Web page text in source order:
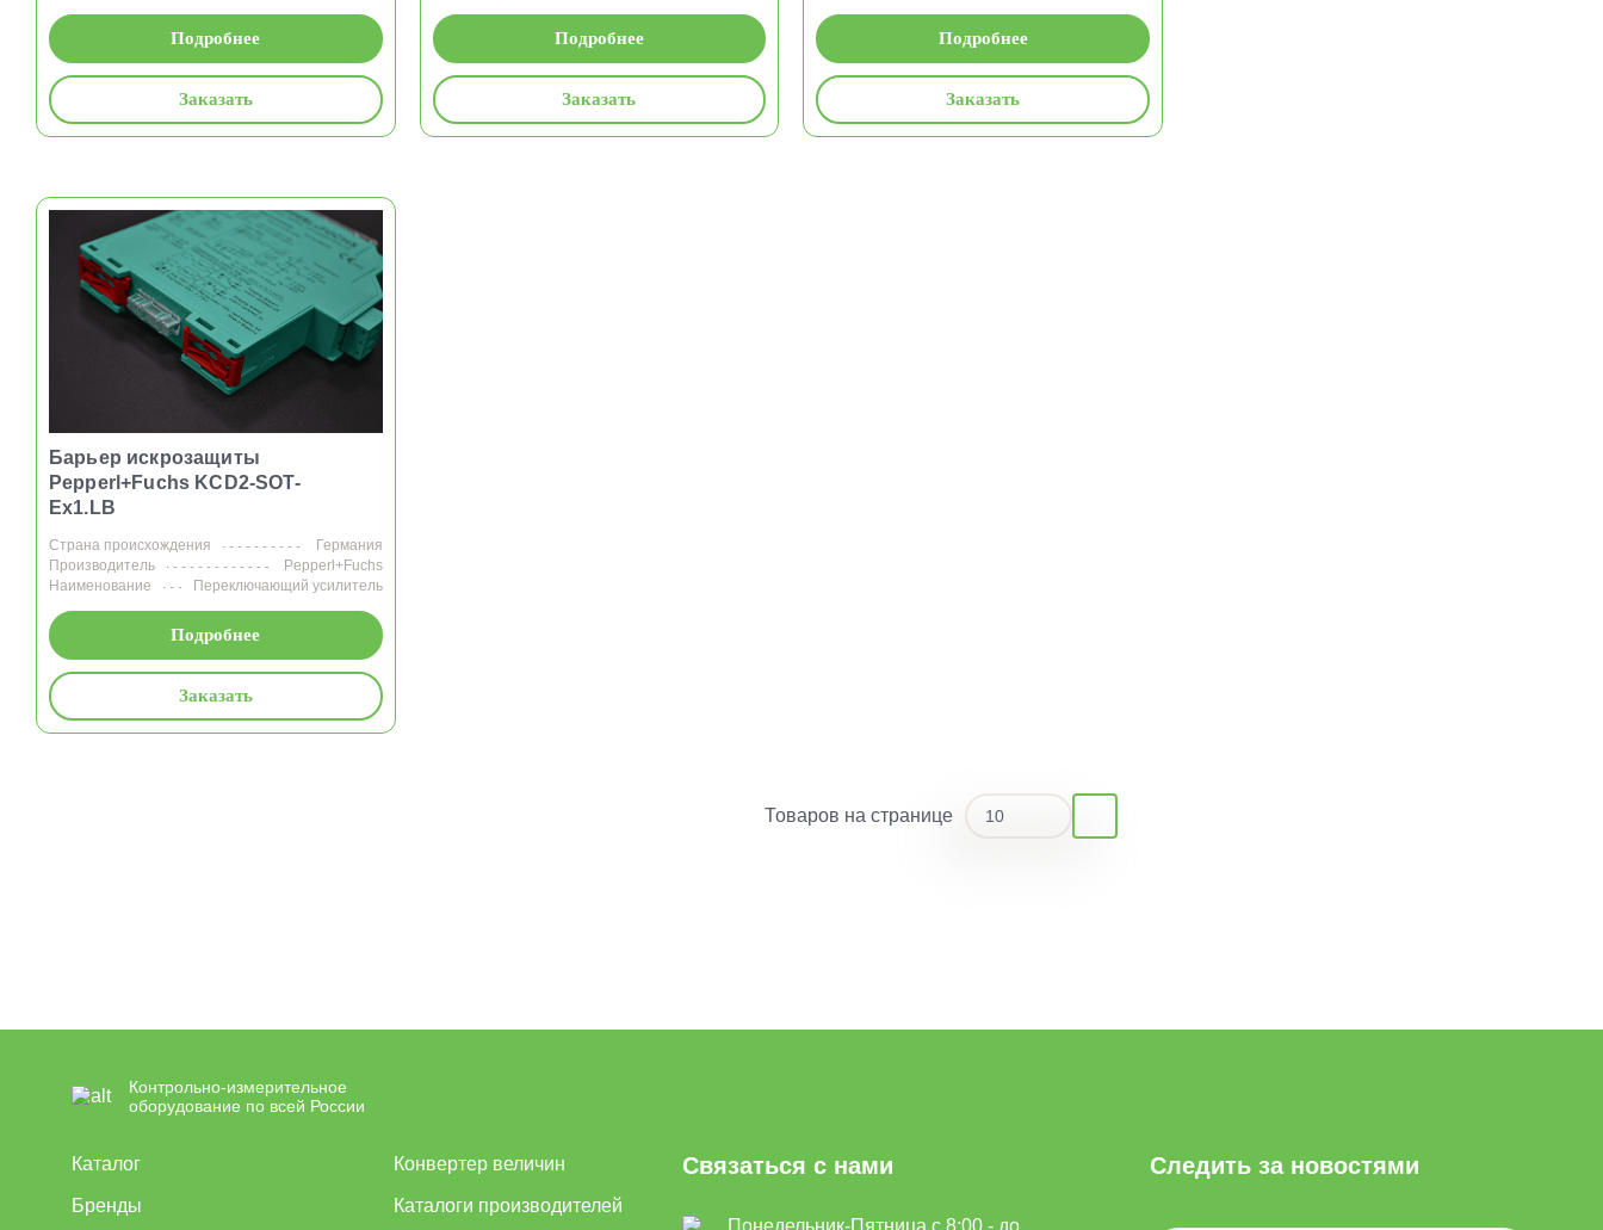
Подробнее
Заказать
Подробнее
Заказать
Подробнее
Заказать
Барьер искрозащиты
Pepperl+Fuchs KCD2-SOT-
Ex1.LB
Страна происхождения
Германия
Производитель
Pepperl+Fuchs
Наименование
Переключающий усилитель
Подробнее
Заказать
Товаров на странице 10
Контрольно-измерительное
оборудование по всей России
Каталог
Бренды
Конвертер величин
Каталоги производителей
Связаться с нами
Понедельник-Пятница с 8:00 - до
Следить за новостями